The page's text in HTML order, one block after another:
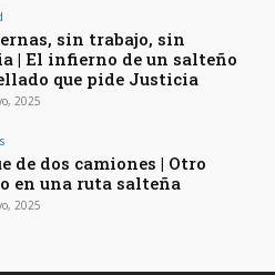
sin trabajo, sin
| El infierno de un salteño
que pide Justicia
2025
de dos camiones | Otro
en una ruta salteña
2025